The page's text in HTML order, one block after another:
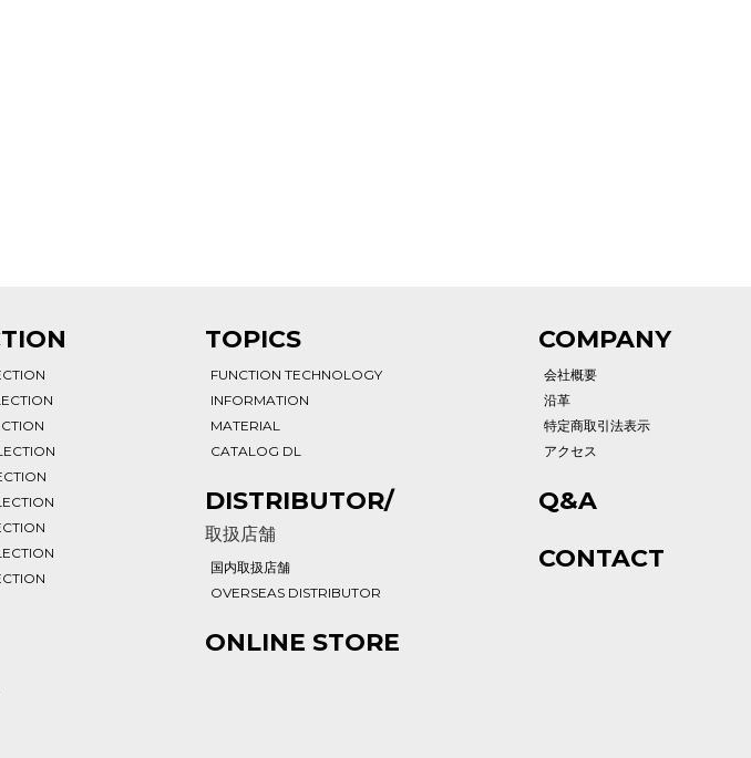
TOPICS
FUNCTION TECHNOLOGY
INFORMATION
MATERIAL
CATALOG DL
DISTRIBUTOR/
取扱店舗
国内取扱店舗
OVERSEAS DISTRIBUTOR
ONLINE STORE
COMPANY
会社概要
沿革
特定商取引法表示
アクセス
Q&A
CONTACT